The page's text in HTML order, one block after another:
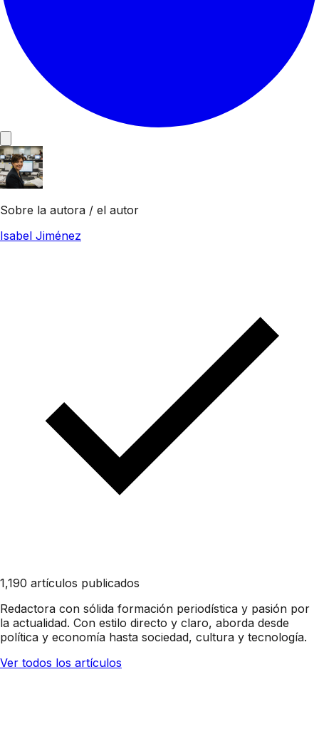
Sobre la autora / el autor
Isabel Jiménez
1,190 artículos publicados
Redactora con sólida formación periodística y pasión por
la actualidad. Con estilo directo y claro, aborda desde
política y economía hasta sociedad, cultura y tecnología.
Ver todos los artículos